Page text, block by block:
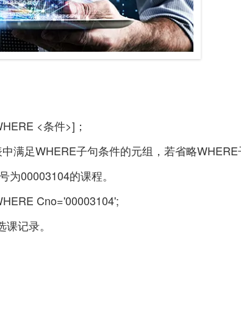
<条件>]；
满足WHERE子句条件的元组，若省略WHERE
为00003104的课程。
Cno='00003104';
记录。